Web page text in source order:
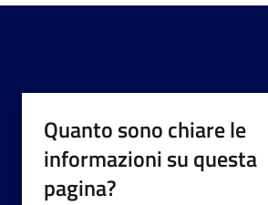
Quanto sono chiare le
informazioni su questa
pagina?